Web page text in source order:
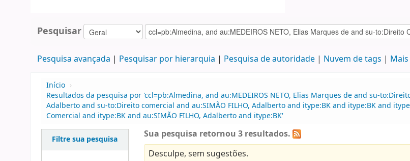
Pesquisar
Pesquisa avançada Pesquisar por hierarquia Pesquisa de autoridade Nuvem de tags
Início ›
Resultados da pesquisa por 'ccl=pb:Almedina, and au:MEDEIROS NETO, Elias Marques de and su-
Adalberto and su-to:Direito comercial and au:SIMÃO FILHO, Adalberto and itype:BK and itype:BK and
Comercial and itype:BK and au:SIMÃO FILHO, Adalberto and itype:BK'
Filtre sua pesquisa
Sua pesquisa retornou 3 resultados.
Desculpe, sem sugestões.